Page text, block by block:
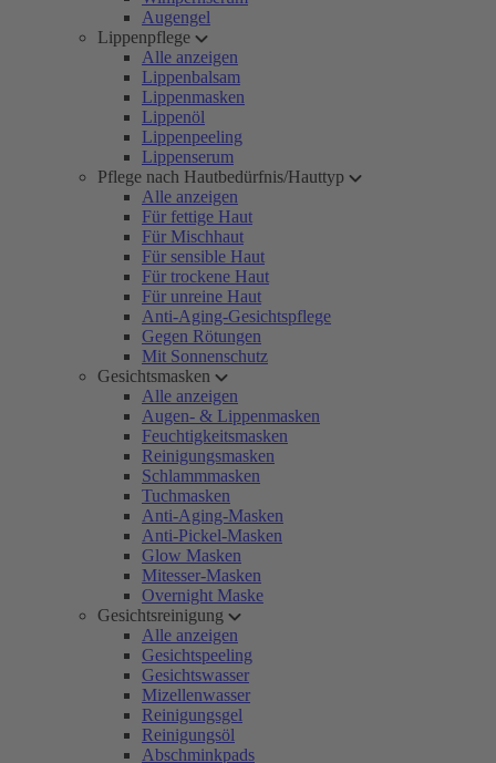
Augengel
Lippenpflege
Alle anzeigen
Lippenbalsam
Lippenmasken
Lippenöl
Lippenpeeling
Lippenserum
Pflege nach Hautbedürfnis/Hauttyp
Alle anzeigen
Für fettige Haut
Für Mischhaut
Für sensible Haut
Für trockene Haut
Für unreine Haut
Anti-Aging-Gesichtspflege
Gegen Rötungen
Mit Sonnenschutz
Gesichtsmasken
Alle anzeigen
Augen- & Lippenmasken
Feuchtigkeitsmasken
Reinigungsmasken
Schlammmasken
Tuchmasken
Anti-Aging-Masken
Anti-Pickel-Masken
Glow Masken
Mitesser-Masken
Overnight Maske
Gesichtsreinigung
Alle anzeigen
Gesichtspeeling
Gesichtswasser
Mizellenwasser
Reinigungsgel
Reinigungsöl
Abschminkpads